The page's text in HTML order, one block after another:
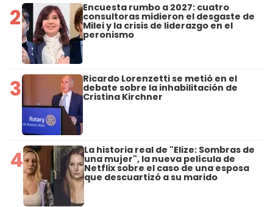
2 Encuesta rumbo a 2027: cuatro
consultoras midieron el desgaste de
Milei y la crisis de liderazgo en el
peronismo
3 Ricardo Lorenzetti se metió en el
debate sobre la inhabilitación de
Cristina Kirchner
4 La historia real de "Elize: Sombras de
una mujer", la nueva película de
Netflix sobre el caso de una esposa
que descuartizó a su marido